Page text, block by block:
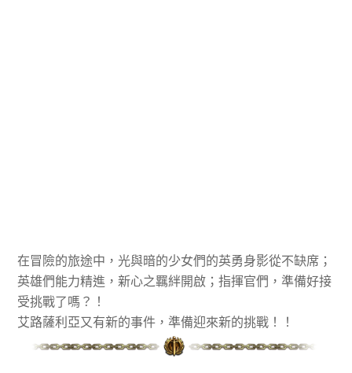
在冒險的旅途中，光與暗的少女們的英勇身影從不缺席；
英雄們能力精進，新心之羈絆開啟；指揮官們，準備好接
受挑戰了嗎？！
艾路薩利亞又有新的事件，準備迎來新的挑戰！！